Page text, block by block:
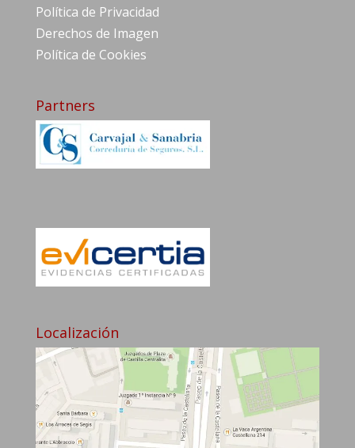
Política de Privacidad
Derechos de Imagen
Política de Cookies
Partners
Localización